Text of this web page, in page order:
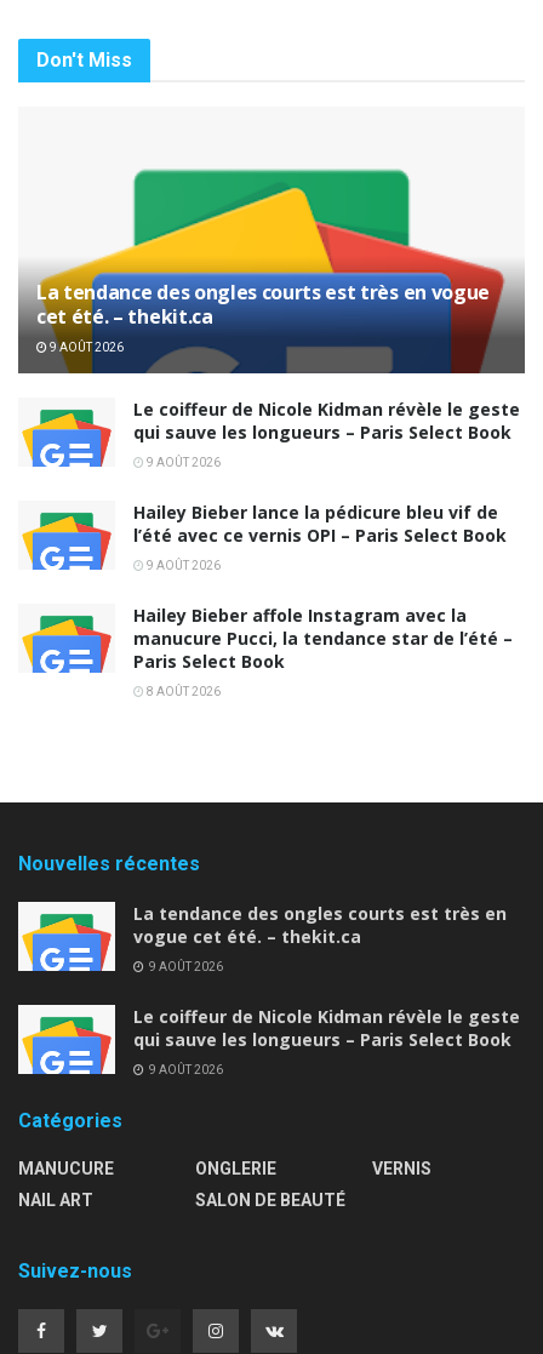
Don't Miss
La tendance des ongles courts est très en vogue
cet été. – thekit.ca
9 AOÛT 2026
Le coiffeur de Nicole Kidman révèle le geste
qui sauve les longueurs – Paris Select Book
9 AOÛT 2026
Hailey Bieber lance la pédicure bleu vif de
l’été avec ce vernis OPI – Paris Select Book
9 AOÛT 2026
Hailey Bieber affole Instagram avec la
manucure Pucci, la tendance star de l’été –
Paris Select Book
8 AOÛT 2026
Nouvelles récentes
La tendance des ongles courts est très en
vogue cet été. – thekit.ca
9 AOÛT 2026
Le coiffeur de Nicole Kidman révèle le geste
qui sauve les longueurs – Paris Select Book
9 AOÛT 2026
Catégories
MANUCURE
NAIL ART
ONGLERIE
SALON DE BEAUTÉ
VERNIS
Suivez-nous